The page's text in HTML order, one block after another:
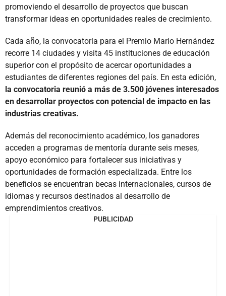
promoviendo el desarrollo de proyectos que buscan
transformar ideas en oportunidades reales de crecimiento.
Cada año, la convocatoria para el Premio Mario Hernández
recorre 14 ciudades y visita 45 instituciones de educación
superior con el propósito de acercar oportunidades a
estudiantes de diferentes regiones del país. En esta edición,
la convocatoria reunió a más de 3.500 jóvenes interesados
en desarrollar proyectos con potencial de impacto en las
industrias creativas.
Además del reconocimiento académico, los ganadores
acceden a programas de mentoría durante seis meses,
apoyo económico para fortalecer sus iniciativas y
oportunidades de formación especializada. Entre los
beneficios se encuentran becas internacionales, cursos de
idiomas y recursos destinados al desarrollo de
emprendimientos creativos.
PUBLICIDAD